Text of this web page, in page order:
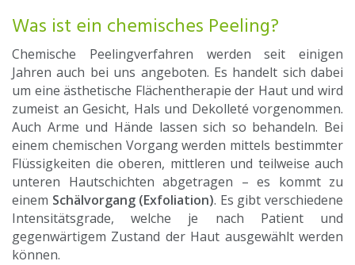
Was ist ein chemisches Peeling?
Chemische Peelingverfahren werden seit einigen
Jahren auch bei uns angeboten. Es handelt sich dabei
um eine ästhetische Flächentherapie der Haut und wird
zumeist an Gesicht, Hals und Dekolleté vorgenommen.
Auch Arme und Hände lassen sich so behandeln. Bei
einem chemischen Vorgang werden mittels bestimmter
Flüssigkeiten die oberen, mittleren und teilweise auch
unteren Hautschichten abgetragen – es kommt zu
einem Schälvorgang (Exfoliation). Es gibt verschiedene
Intensitätsgrade, welche je nach Patient und
gegenwärtigem Zustand der Haut ausgewählt werden
können.